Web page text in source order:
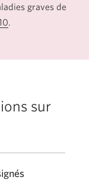
graves de
Votre
.
sur